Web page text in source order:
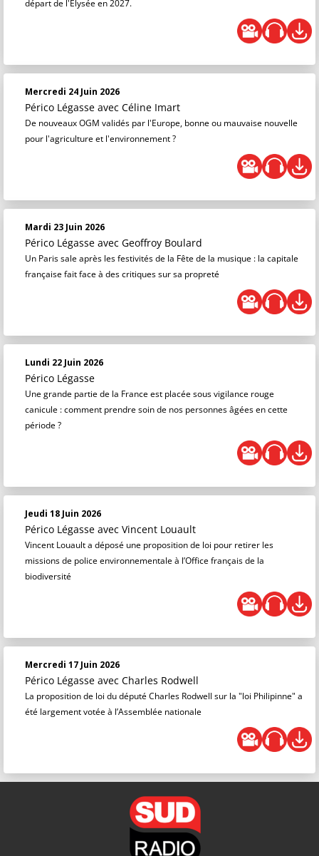
départ de l'Élysée en 2027.
Mercredi 24 Juin 2026
Périco Légasse avec Céline Imart
De nouveaux OGM validés par l'Europe, bonne ou mauvaise nouvelle
pour l'agriculture et l'environnement ?
Mardi 23 Juin 2026
Périco Légasse avec Geoffroy Boulard
Un Paris sale après les festivités de la Fête de la musique : la capitale
française fait face à des critiques sur sa propreté
Lundi 22 Juin 2026
Périco Légasse
Une grande partie de la France est placée sous vigilance rouge
canicule : comment prendre soin de nos personnes âgées en cette
période ?
Jeudi 18 Juin 2026
Périco Légasse avec Vincent Louault
Vincent Louault a déposé une proposition de loi pour retirer les
missions de police environnementale à l’Office français de la
biodiversité
Mercredi 17 Juin 2026
Périco Légasse avec Charles Rodwell
La proposition de loi du député Charles Rodwell sur la "loi Philipinne" a
été largement votée à l’Assemblée nationale